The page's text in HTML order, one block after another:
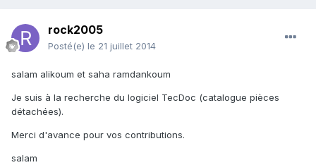
rock2005
Posté(e) le 21 juillet 2014
salam alikoum et saha ramdankoum
Je suis à la recherche du logiciel TecDoc (catalogue pièces
détachées).
Merci d'avance pour vos contributions.
salam